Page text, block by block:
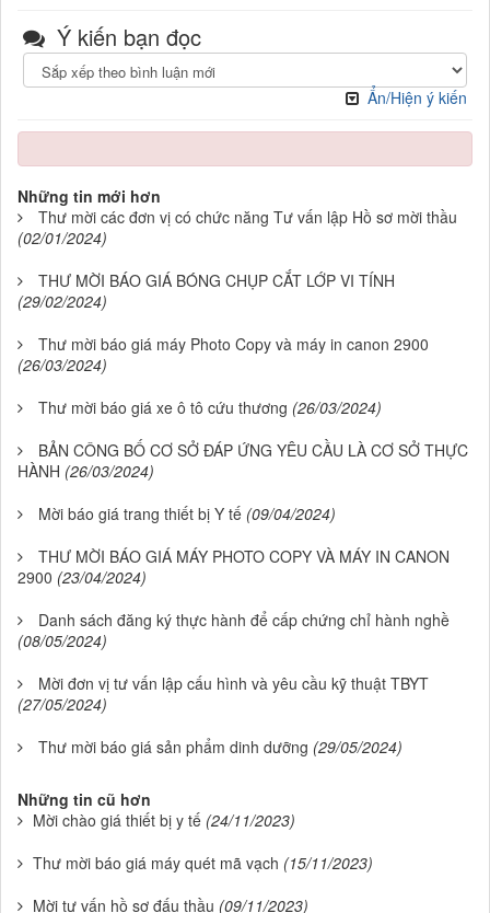
Ý kiến bạn đọc
Ẩn/Hiện ý kiến
Những tin mới hơn
Thư mời các đơn vị có chức năng Tư vấn lập Hồ sơ mời thầu
(02/01/2024)
THƯ MỜI BÁO GIÁ BÓNG CHỤP CẮT LỚP VI TÍNH
(29/02/2024)
Thư mời báo giá máy Photo Copy và máy in canon 2900
(26/03/2024)
Thư mời báo giá xe ô tô cứu thương (26/03/2024)
BẢN CÔNG BỐ CƠ SỞ ĐÁP ỨNG YÊU CẦU LÀ CƠ SỞ THỰC
HÀNH (26/03/2024)
Mời báo giá trang thiết bị Y tế (09/04/2024)
THƯ MỜI BÁO GIÁ MÁY PHOTO COPY VÀ MÁY IN CANON
2900 (23/04/2024)
Danh sách đăng ký thực hành để cấp chứng chỉ hành nghề
(08/05/2024)
Mời đơn vị tư vấn lập cấu hình và yêu cầu kỹ thuật TBYT
(27/05/2024)
Thư mời báo giá sản phẩm dinh dưỡng (29/05/2024)
Những tin cũ hơn
Mời chào giá thiết bị y tế (24/11/2023)
Thư mời báo giá máy quét mã vạch (15/11/2023)
Mời tư vấn hồ sơ đấu thầu (09/11/2023)